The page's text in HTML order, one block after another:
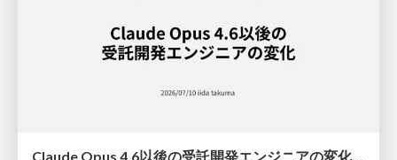
Claude Opus 4.6以後の受託開発エンジニアの変化(Claude Code開発ノウハウ大公開スペシャルbyクラスメソッド)